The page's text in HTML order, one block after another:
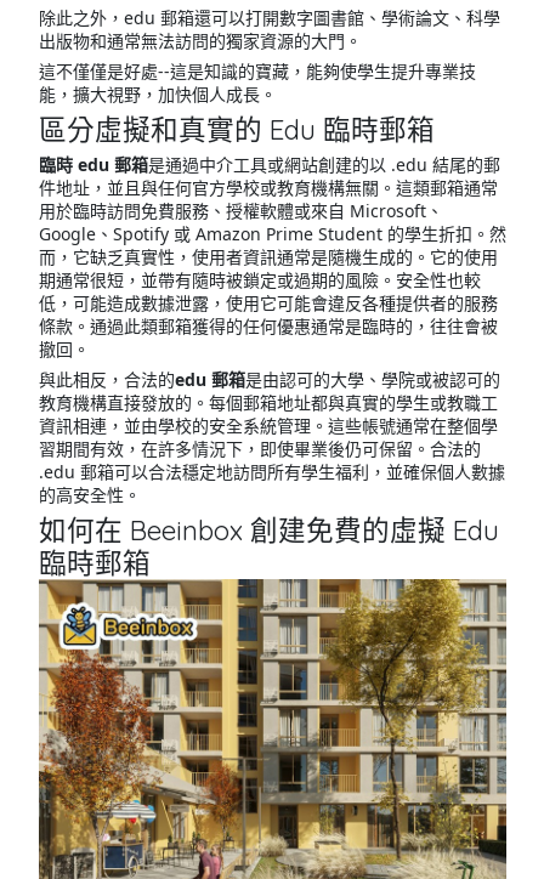
除此之外，edu 郵箱還可以打開數字圖書館、學術論文、科學
出版物和通常無法訪問的獨家資源的大門。
這不僅僅是好處--這是知識的寶藏，能夠使學生提升專業技
能，擴大視野，加快個人成長。
區分虛擬和真實的 Edu 臨時郵箱
臨時 edu 郵箱是通過中介工具或網站創建的以 .edu 結尾的郵
件地址，並且與任何官方學校或教育機構無關。這類郵箱通常
用於臨時訪問免費服務、授權軟體或來自 Microsoft、
Google、Spotify 或 Amazon Prime Student 的學生折扣。然
而，它缺乏真實性，使用者資訊通常是隨機生成的。它的使用
期通常很短，並帶有隨時被鎖定或過期的風險。安全性也較
低，可能造成數據泄露，使用它可能會違反各種提供者的服務
條款。通過此類郵箱獲得的任何優惠通常是臨時的，往往會被
撤回。
與此相反，合法的edu 郵箱是由認可的大學、學院或被認可的
教育機構直接發放的。每個郵箱地址都與真實的學生或教職工
資訊相連，並由學校的安全系統管理。這些帳號通常在整個學
習期間有效，在許多情況下，即使畢業後仍可保留。合法的
.edu 郵箱可以合法穩定地訪問所有學生福利，並確保個人數據
的高安全性。
如何在 Beeinbox 創建免費的虛擬 Edu
臨時郵箱